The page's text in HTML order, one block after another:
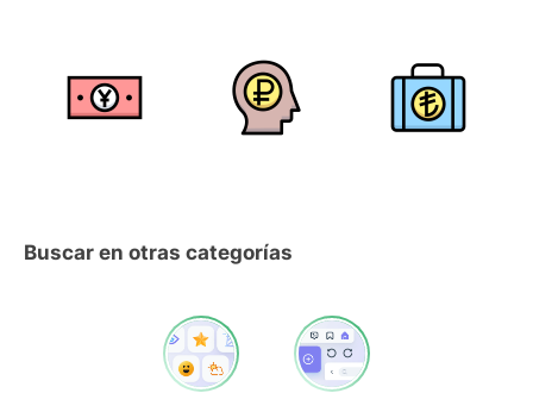
Buscar en otras categorías